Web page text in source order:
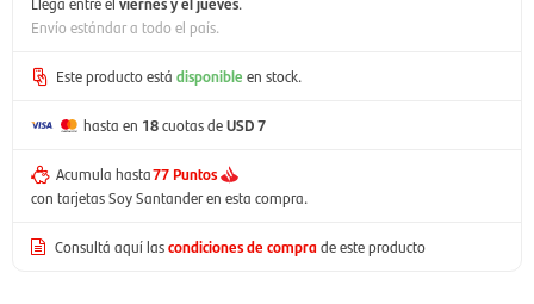
Envío estándar a todo el país.
Este producto está disponible en stock.
hasta en 18cuotas deUSD 7
Acumula hasta77 Puntos
con tarjetas Soy Santander en esta compra.
Consultá aquí lascondiciones de comprade este producto